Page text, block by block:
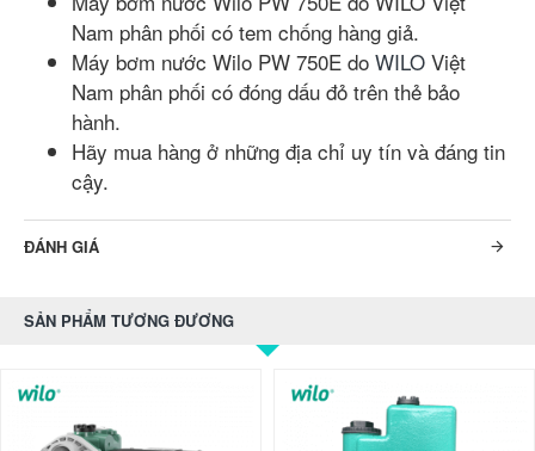
Nam phân phối có tem chống hàng giả.
Máy bơm nước Wilo PW 750E do WILO Việt
Nam phân phối có đóng dấu đỏ trên thẻ bảo
hành.
Hãy mua hàng ở những địa chỉ uy tín và đáng tin
cậy.
ĐÁNH GIÁ
SẢN PHẨM TƯƠNG ĐƯƠNG